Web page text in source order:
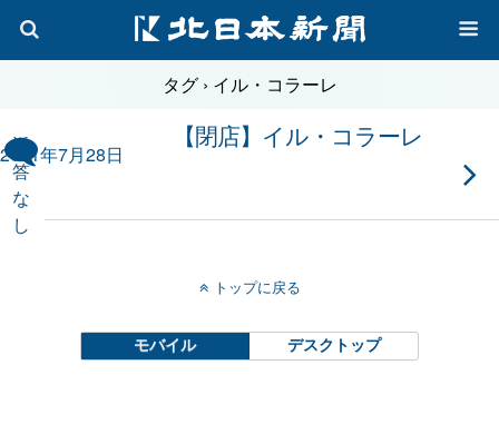
タグ › イル・コラーレ
2011年7月28日
【閉店】イル・コラーレ
返
答
な
し
トップに戻る
モバイル デスクトップ